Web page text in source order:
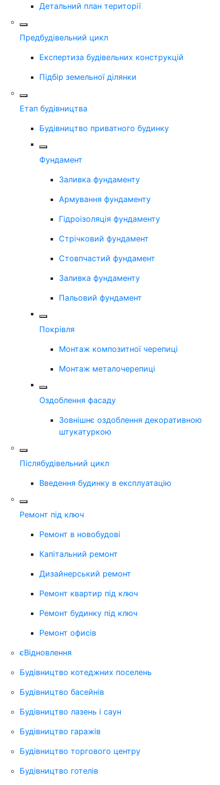
Детальний план території
Предбудівельний цикл
Експертиза будівельних конструкцій
Підбір земельної ділянки
Етап будівництва
Будівництво приватного будинку
Фундамент
Заливка фундаменту
Армування фундаменту
Гідроізоляція фундаменту
Стрічковий фундамент
Стовпчастий фундамент
Заливка фундаменту
Пальовий фундамент
Покрівля
Монтаж композитної черепиці
Монтаж металочерепиці
Оздоблення фасаду
Зовнішнє оздоблення декоративною
штукатуркою
Післябудівельний цикл
Введення будинку в експлуатацію
Ремонт під ключ
Ремонт в новобудові
Капітальний ремонт
Дизайнерський ремонт
Ремонт квартир під ключ
Ремонт будинку під ключ
Ремонт офисів
єВідновлення
Будівництво котеджних поселень
Будівництво басейнів
Будівництво лазень і саун
Будівництво гаражів
Будівництво торгового центру
Будівництво готелів